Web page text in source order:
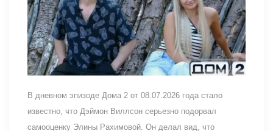
В дневном эпизоде Дома 2 от 08.07.2026 года стало
известно, что Дэймон Виллсон серьезно подорвал
самооценку Элины Рахимовой. Он делал вид, что